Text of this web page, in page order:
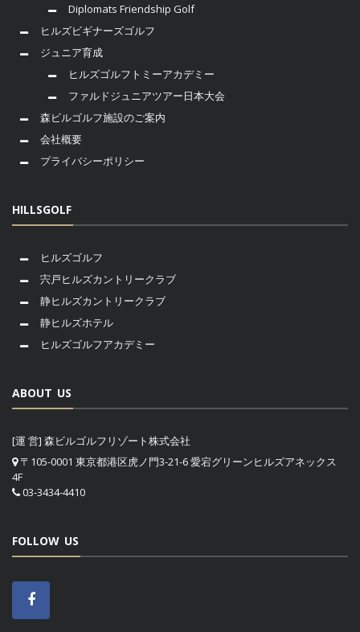
Diplomats Friendship Golf
ヒルズビギナーズゴルフ
ジュニア育成
ヒルズゴルフトミーアカデミー
ファルドジュニアツアー日本大会
森ビルゴルフ施設のご案内
会社概要
プライバシーポリシー
HILLSGOLF
ヒルズゴルフ
宍戸ヒルズカントリークラブ
静ヒルズカントリークラブ
静ヒルズホテル
ヒルズゴルフアカデミー
ABOUT US
[運 営] 森ビルゴルフリゾート株式会社
〒105-0001 東京都港区虎ノ門3-21-6 愛宕グリーンヒルズアネックス
4F
03-3434-4410
FOLLOW US